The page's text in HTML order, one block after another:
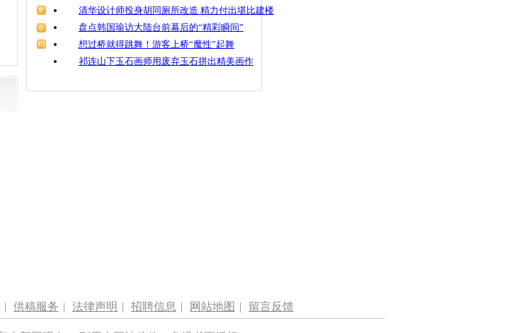
清华设计师投身胡同厕所改造 精力付出堪比建楼
盘点韩国瑜访大陆台前幕后的“精彩瞬间”
想过桥就得跳舞！游客上桥“魔性”起舞
祁连山下玉石画师用废弃玉石拼出精美画作
| 供稿服务 | 法律声明 | 招聘信息 | 网站地图 | 留言反馈